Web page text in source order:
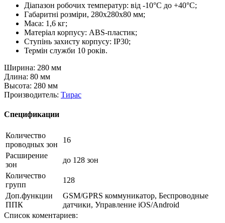
Діапазон робочих температур: від -10°С до +40°С;
Габаритні розміри, 280х280х80 мм;
Маса: 1,6 кг;
Матеріал корпусу: АВS-пластик;
Ступінь захисту корпусу: ІР30;
Термін служби 10 років.
Ширина: 280 мм
Длина: 80 мм
Высота: 280 мм
Производитель: Тирас
Спецификации
Количество
проводных зон
16
Расширение
зон
до 128 зон
Количество
групп
128
Доп.функции
ППК
GSM/GPRS коммуникатор, Беспроводные
датчики, Управление iOS/Android
Список коментариев: